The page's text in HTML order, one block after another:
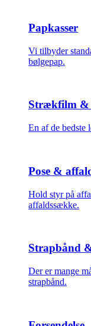
Papkasser
Vi tilbyder
bølgepap.
Strækfilm &
En af de bedste
Pose &
Hold styr på
affaldssække.
Strapbånd
Der er mange
strapbånd.